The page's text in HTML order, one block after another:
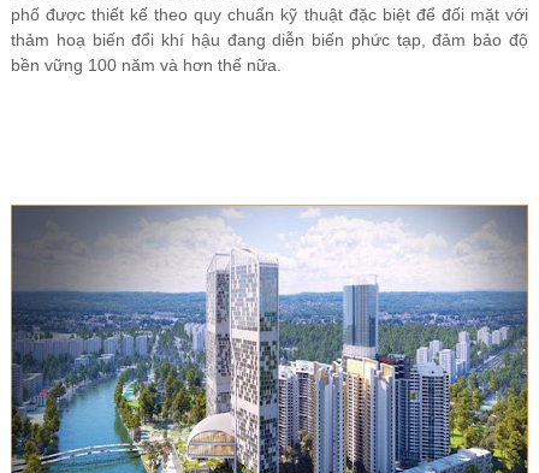
phố được thiết kế theo quy chuẩn kỹ thuật đặc biệt để đối mặt với
thảm hoạ biến đổi khí hậu đang diễn biến phức tạp, đảm bảo độ
bền vững 100 năm và hơn thế nữa.